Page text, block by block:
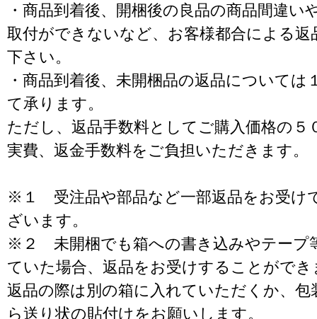
・商品到着後、開梱後の良品の商品間違い
取付ができないなど、お客様都合による返
下さい。
・商品到着後、未開梱品の返品については
て承ります。
ただし、返品手数料としてご購入価格の５
実費、返金手数料をご負担いただきます。
※１ 受注品や部品など一部返品をお受け
ざいます。
※２ 未開梱でも箱への書き込みやテープ
ていた場合、返品をお受けすることができ
返品の際は別の箱に入れていただくか、包
ら送り状の貼付けをお願いします。